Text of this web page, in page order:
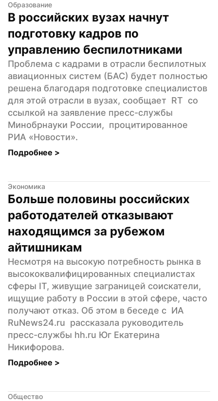
Образование
В российских вузах начнут
подготовку кадров по
управлению беспилотниками
Проблема с кадрами в отрасли беспилотных
авиационных систем (БАС) будет полностью
решена благодаря подготовке специалистов
для этой отрасли в вузах, сообщает  RT  со
ссылкой на заявление пресс-службы
Минобрнауки России,  процитированное
РИА «Новости».
Подробнее >
Экономика
Больше половины российских
работодателей отказывают
находящимся за рубежом
айтишникам
Несмотря на высокую потребность рынка в
высококвалифицированных специалистах
сферы IT, живущие заграницей соискатели,
ищущие работу в России в этой сфере, часто
получают отказ. Об этом в беседе с  ИА
RuNews24.ru  рассказала руководитель
пресс-службы hh.ru Юг Екатерина
Никифорова.
Подробнее >
Общество